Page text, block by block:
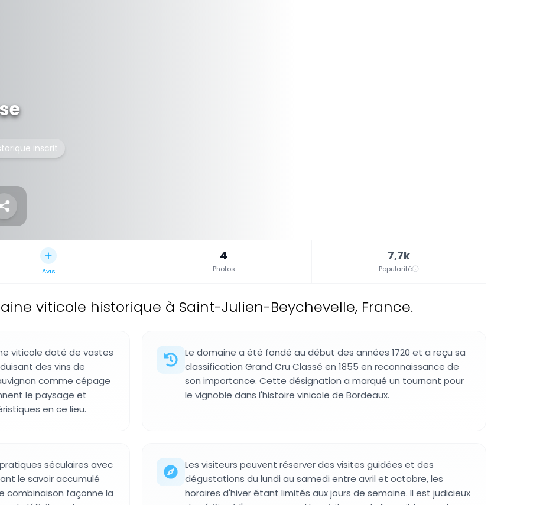
inscrit
Avis
4
Photos
7,7k
Popularité
viticole historique à Saint-Julien-Beychevelle, France.
viticole doté de vastes
des vins de
comme cépage
le paysage et
en ce lieu.
Le domaine a été fondé au début des années 1720 et a reçu sa
classification Grand Cru Classé en 1855 en reconnaissance de
son importance. Cette désignation a marqué un tournant pour
le vignoble dans l'histoire vinicole de Bordeaux.
séculaires avec
le savoir accumulé
combinaison façonne la
Les visiteurs peuvent réserver des visites guidées et des
dégustations du lundi au samedi entre avril et octobre, les
horaires d'hiver étant limités aux jours de semaine. Il est judicieux